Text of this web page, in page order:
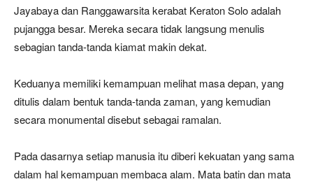
Jayabaya dan Ranggawarsita kerabat Keraton Solo adalah
pujangga besar. Mereka secara tidak langsung menulis
sebagian tanda-tanda kiamat makin dekat.
Keduanya memiliki kemampuan melihat masa depan, yang
ditulis dalam bentuk tanda-tanda zaman, yang kemudian
secara monumental disebut sebagai ramalan.
Pada dasarnya setiap manusia itu diberi kekuatan yang sama
dalam hal kemampuan membaca alam. Mata batin dan mata